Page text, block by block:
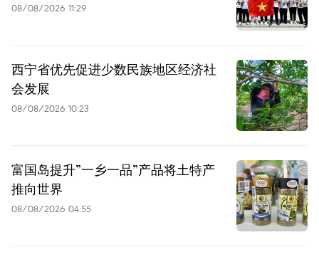
08/08/2026 11:29
西宁省优先促进少数民族地区经济社
会发展
08/08/2026 10:23
富国岛提升”一乡一品”产品将土特产
推向世界
08/08/2026 04:55